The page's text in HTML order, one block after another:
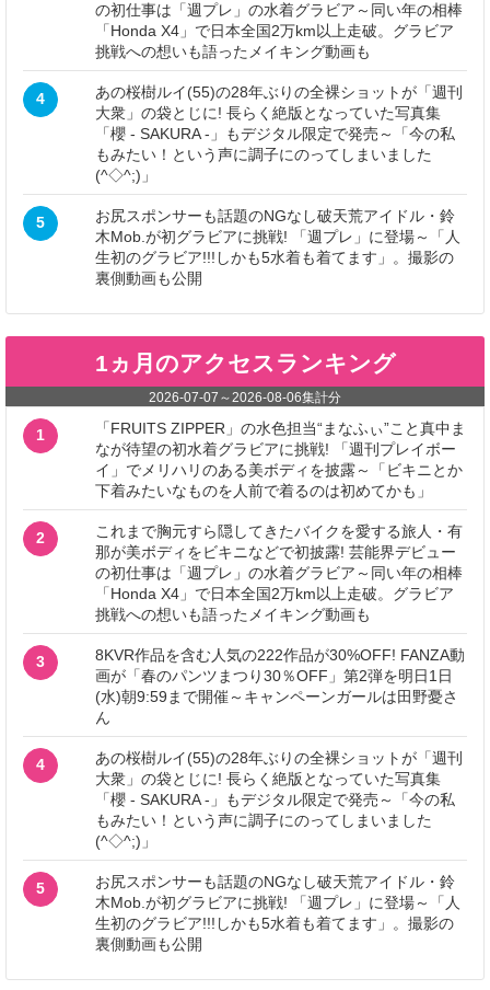
の初仕事は「週プレ」の水着グラビア～同い年の相棒
「Honda X4」で日本全国2万km以上走破。グラビア
挑戦への想いも語ったメイキング動画も
4
あの桜樹ルイ(55)の28年ぶりの全裸ショットが「週刊
大衆」の袋とじに! 長らく絶版となっていた写真集
「櫻 - SAKURA -」もデジタル限定で発売～「今の私
もみたい！という声に調子にのってしまいました
(^◇^;)」
5
お尻スポンサーも話題のNGなし破天荒アイドル・鈴
木Mob.が初グラビアに挑戦! 「週プレ」に登場～「人
生初のグラビア!!!しかも5水着も着てます」。撮影の
裏側動画も公開
1ヵ月のアクセスランキング
2026-07-07 ～2026-08-06集計分
1
「FRUITS ZIPPER」の水色担当“まなふぃ”こと真中ま
なが待望の初水着グラビアに挑戦! 「週刊プレイボー
イ」でメリハリのある美ボディを披露～「ビキニとか
下着みたいなものを人前で着るのは初めてかも」
2
これまで胸元すら隠してきたバイクを愛する旅人・有
那が美ボディをビキニなどで初披露! 芸能界デビュー
の初仕事は「週プレ」の水着グラビア～同い年の相棒
「Honda X4」で日本全国2万km以上走破。グラビア
挑戦への想いも語ったメイキング動画も
3
8KVR作品を含む人気の222作品が30%OFF! FANZA動
画が「春のパンツまつり30％OFF」第2弾を明日1日
(水)朝9:59まで開催～キャンペーンガールは田野憂さ
ん
4
あの桜樹ルイ(55)の28年ぶりの全裸ショットが「週刊
大衆」の袋とじに! 長らく絶版となっていた写真集
「櫻 - SAKURA -」もデジタル限定で発売～「今の私
もみたい！という声に調子にのってしまいました
(^◇^;)」
5
お尻スポンサーも話題のNGなし破天荒アイドル・鈴
木Mob.が初グラビアに挑戦! 「週プレ」に登場～「人
生初のグラビア!!!しかも5水着も着てます」。撮影の
裏側動画も公開